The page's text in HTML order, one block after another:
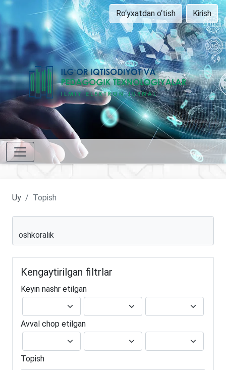
Ro‘yxatdan o‘tish Kirish
Uy Topish
Kengaytirilgan filtrlar
Keyin nashr etilgan
Avval chop etilgan
Topish